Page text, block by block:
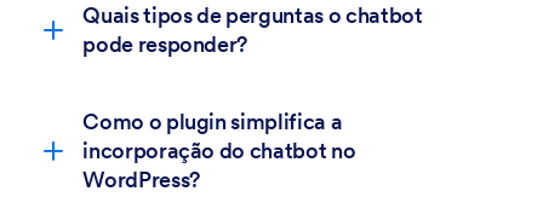
Quais tipos de perguntas o chatbot
pode responder?
gerais
Como o plugin simplifica a
incorporação do chatbot no
WordPress?